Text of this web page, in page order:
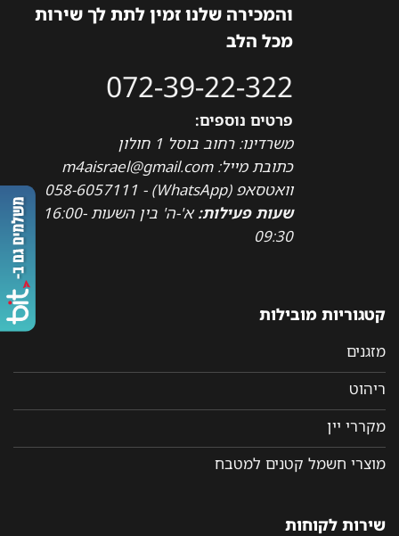
והמכירה שלנו זמין לתת לך שירות
מכל הלב
072-39-22-322
פרטים נוספים:
משרדינו: רחוב בוסל 1 חולון
כתובת מייל: m4aisrael@gmail.com
וואטסאפ (WhatsApp) - 058-6057111
שעות פעילות:
א'-ה' בין השעות 16:00-
09:30
קטגוריות מובילות
מזגנים
ריהוט
מקררי יין
מוצרי חשמל קטנים למטבח
שירות לקוחות